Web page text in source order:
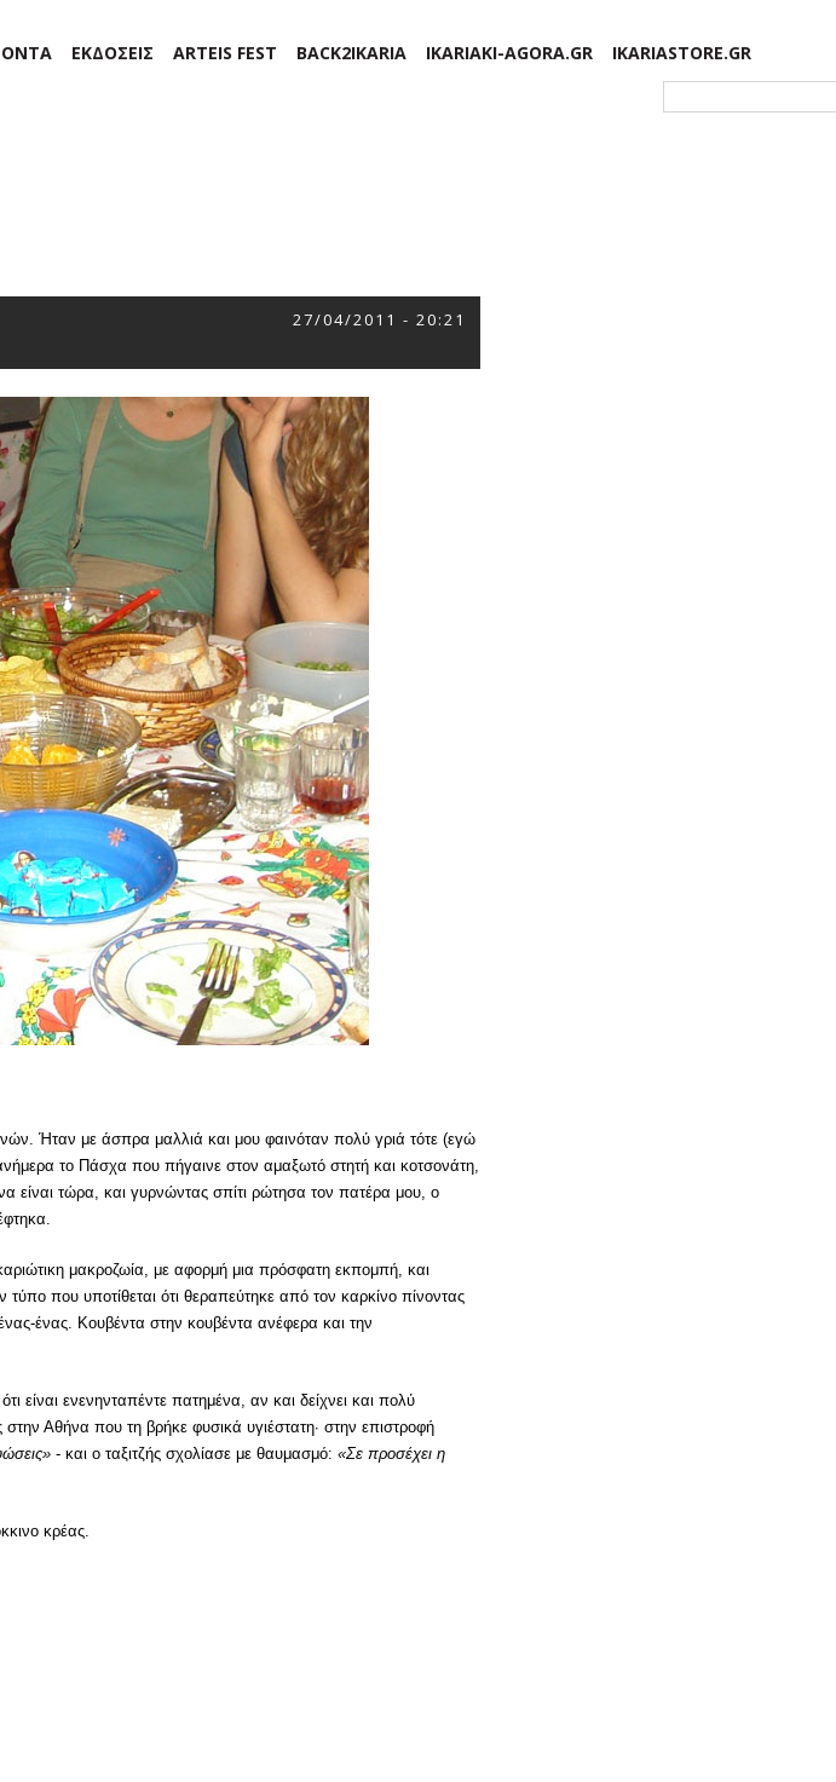
ΕΚΔΟΣΕΙΣ ARTEIS FEST BACK2IKARIA IKARIAKI-AGORA.GR
IKARIASTORE.GR
27/04/2011 - 20:21
Ήταν με άσπρα μαλλιά και μου φαινόταν πολύ γριά τότε (εγώ
το Πάσχα που πήγαινε στον αμαξωτό στητή και κοτσονάτη,
τώρα, και γυρνώντας σπίτι ρώτησα τον πατέρα μου, ο
μακροζωία, με αφορμή μια πρόσφατη εκπομπή, και
που υποτίθεται ότι θεραπεύτηκε από τον καρκίνο πίνοντας
ένας. Κουβέντα στην κουβέντα ανέφερα και την
είναι ενενηνταπέντε πατημένα, αν και δείχνει και πολύ
στην Αθήνα που τη βρήκε φυσικά υγιέστατη· στην επιστροφή
- και ο ταξιτζής σχολίασε με θαυμασμό: «Σε προσέχει η
κρέας.